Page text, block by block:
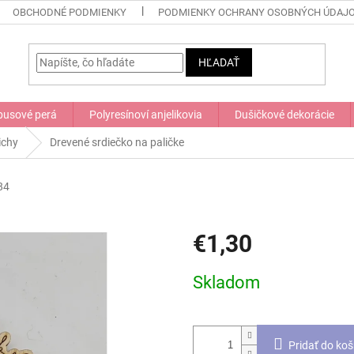
OBCHODNÉ PODMIENKY PODMIENKY OCHRANY OSOBNÝCH
HĽADAŤ
perá Polyresínoví anjelikovia Dušičkové dekorácie
Drevené srdiečko na paličke
€1,30
cena:
Skladom
Pridať do